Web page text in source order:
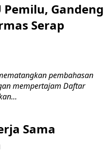
Pemilu, Gandeng
Serap
mematangkan pembahasan
mempertajam Daftar
Sama